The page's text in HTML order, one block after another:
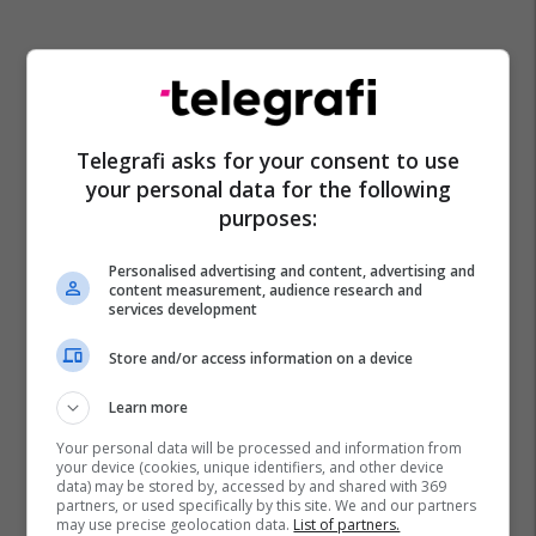
Telegrafi asks for your consent to use
your personal data for the following
purposes:
Personalised advertising and content, advertising and
content measurement, audience research and
services development
Store and/or access information on a device
Learn more
Your personal data will be processed and information from
your device (cookies, unique identifiers, and other device
data) may be stored by, accessed by and shared with 369
partners, or used specifically by this site. We and our partners
may use precise geolocation data. List of partners.